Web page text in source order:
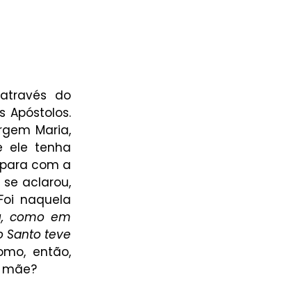
do
Apóstolos.
Maria,
ele tenha
com a
aclarou,
naquela
como em
Santo teve
então,